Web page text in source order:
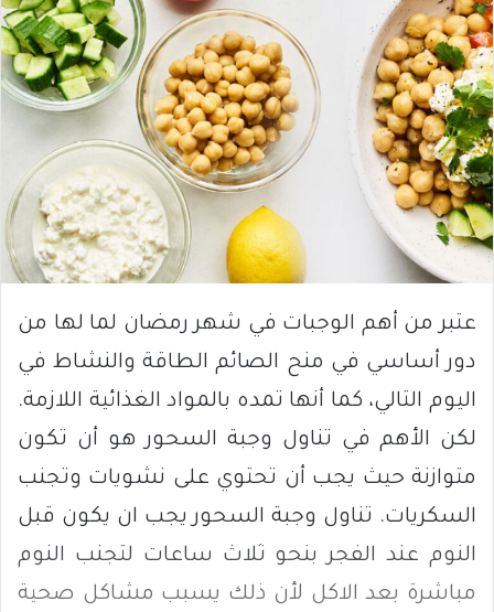
عتبر من أهم الوجبات في شهر رمضان لما لها من
دور أساسي في منح الصائم الطاقة والنشاط في
اليوم التالي، كما أنها تمده بالمواد الغذائية اللازمة.
لكن الأهم في تناول وجبة السحور هو أن تكون
متوازنة حيث يجب أن تحتوي على نشويات وتجنب
السكريات. تناول وجبة السحور يجب ان يكون قبل
النوم عند الفجر بنحو ثلاث ساعات لتجنب النوم
مباشرة بعد الاكل لأن ذلك يسبب مشاكل صحية